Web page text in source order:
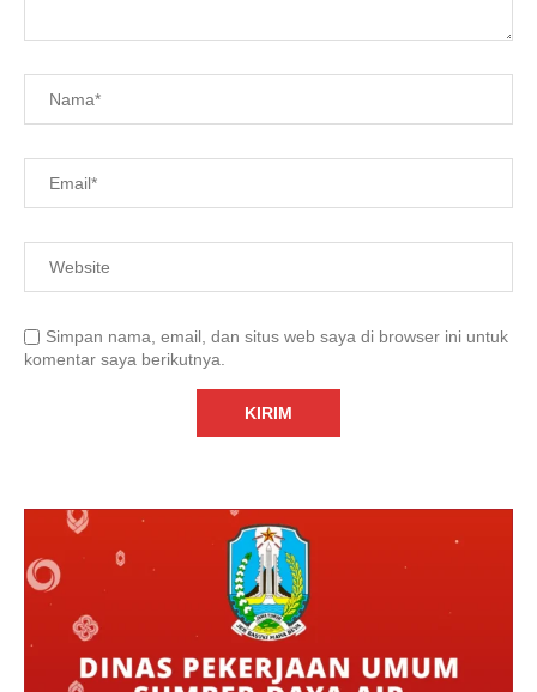
Simpan nama, email, dan situs web saya di browser ini untuk
komentar saya berikutnya.